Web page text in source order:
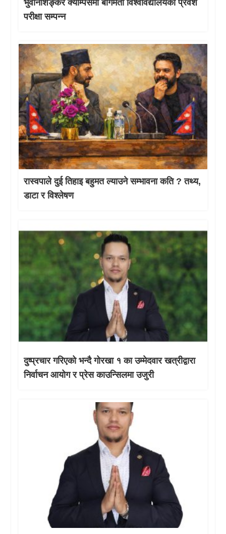
भुवानीशङ्कर क्याम्पसमा बागमती विश्वविद्यालयको प्रवेश
परीक्षा सम्पन्न
रास्वपाले दुई तिहाइ बहुमत ल्याउने सम्भावना कति ? तथ्य,
डाटा र विश्लेषण
दुष्प्रचार गरिएको भन्दै गोरखा १ का उम्मेदवार खत्रीद्वारा
निर्वाचन आयोग र प्रेस काउन्सिलमा उजुरी